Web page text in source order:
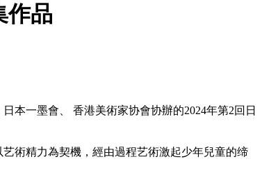
作品
本一墨會、 香港美術家协會协辦的2024年第2回日
術精力為契機，經由過程艺術激起少年兒童的缔